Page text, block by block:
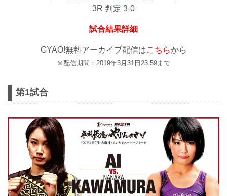
3R 判定 3-0
試合結果詳細
GYAO!無料アーカイブ配信はこちらから
※配信期間：2019年3月31日23:59まで
第1試合